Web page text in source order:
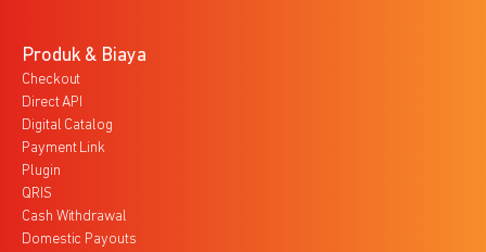
Produk & Biaya
Checkout
Direct API
Digital Catalog
Payment Link
Plugin
QRIS
Cash Withdrawal
Domestic Payouts